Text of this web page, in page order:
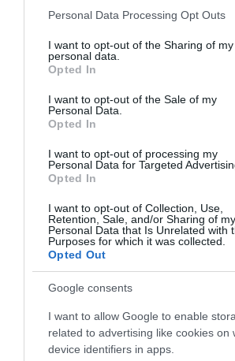
Please note that this website/app uses
not limited to your visit or usage
grant or deny consent to Google and its
use your data for below specified
consent section.
Personal Data Processing Opt Outs
I want to opt-out of the Sharing of my
personal data.
Opted In
I want to opt-out of the Sale of my
Personal Data.
Opted In
I want to opt-out of processing my
Personal Data for Targeted
Opted In
I want to opt-out of Collection, Use,
Retention, Sale, and/or Sharing of my
Personal Data that Is Unrelated with
Purposes for which it was collected.
Opted Out
Google consents
I want to allow Google to enable
related to advertising like cookies on
device identifiers in apps.
06.05.2025 | 14:31
Βουλιαγμένη: Σκύλος της
Τσιτσιπά επιτέθηκε σε
δάγκωσε στο πόδι (βίντεο)
πηδήξει από την περίφραξη του
FOCUS ON